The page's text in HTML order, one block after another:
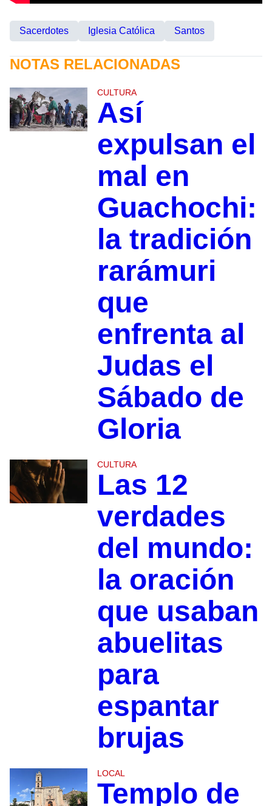
Sacerdotes Iglesia Católica Santos
NOTAS RELACIONADAS
CULTURA
Así
expulsan el
mal en
Guachochi:
la tradición
rarámuri
que
enfrenta al
Judas el
Sábado de
Gloria
CULTURA
Las 12
verdades
del mundo:
la oración
que usaban
abuelitas
para
espantar
brujas
LOCAL
Templo de